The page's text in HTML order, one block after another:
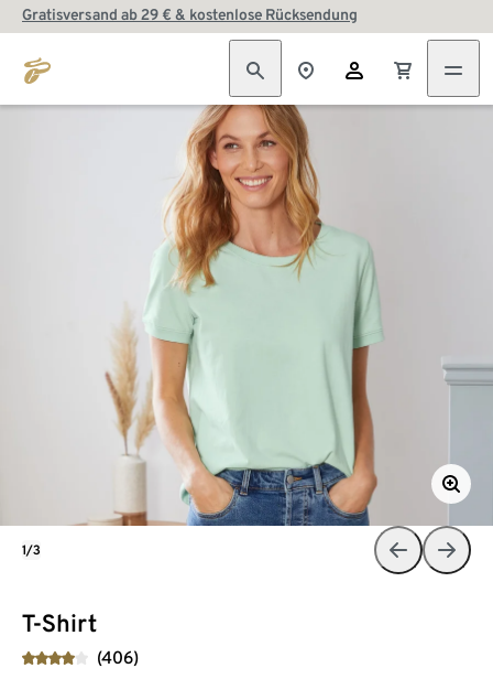
Gratisversand ab 29 € & kostenlose Rücksendung
T-Shirt
(406)
1/3